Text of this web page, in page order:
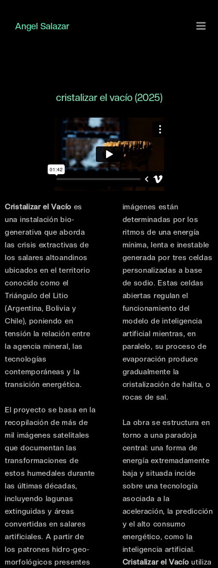
Angel Salazar
cristalizar el vacío (2025)
Cristalizar el Vacío es
una instalación bio-
generativa que aborda
las crisis extractivas de
los salares altoandinos
ubicados en el territorio
conocido como el
Triángulo del Litio
(Argentina, Bolivia y
Chile), poniendo en
tensión la relación entre
la agencia mineral, las
tecnologías
contemporáneas y la
transición energética.
El proyecto se basa en la
recopilación de más de
mil imágenes satelitales
que documentan las
transformaciones de
estos humedales durante
las últimas décadas,
incluyendo lagunas
extinguidas y áreas
convertidas en salares
artificiales. A partir de
los patrones hidro-geo-
morfológicos presentes
imágenes están
determinadas por los
ritmos de una energía
mínima, lenta e inestable
generada por tres celdas
personalizadas a base
de sodio. Estas celdas
abiertas regulan el
funcionamiento del
modelo de inteligencia
artificial mientras, en
paralelo, su proceso de
evaporación produce
gradualmente la
cristalización de halita, o
rocas de sal.
La obra se estructura en
torno a una paradoja
central: una forma de
energía extremadamente
baja y situada incide
sobre una tecnología
asociada a la
aceleración, la predicción
y el alto consumo
energético, como la
inteligencia artificial.
Cristalizar el Vacío utiliza